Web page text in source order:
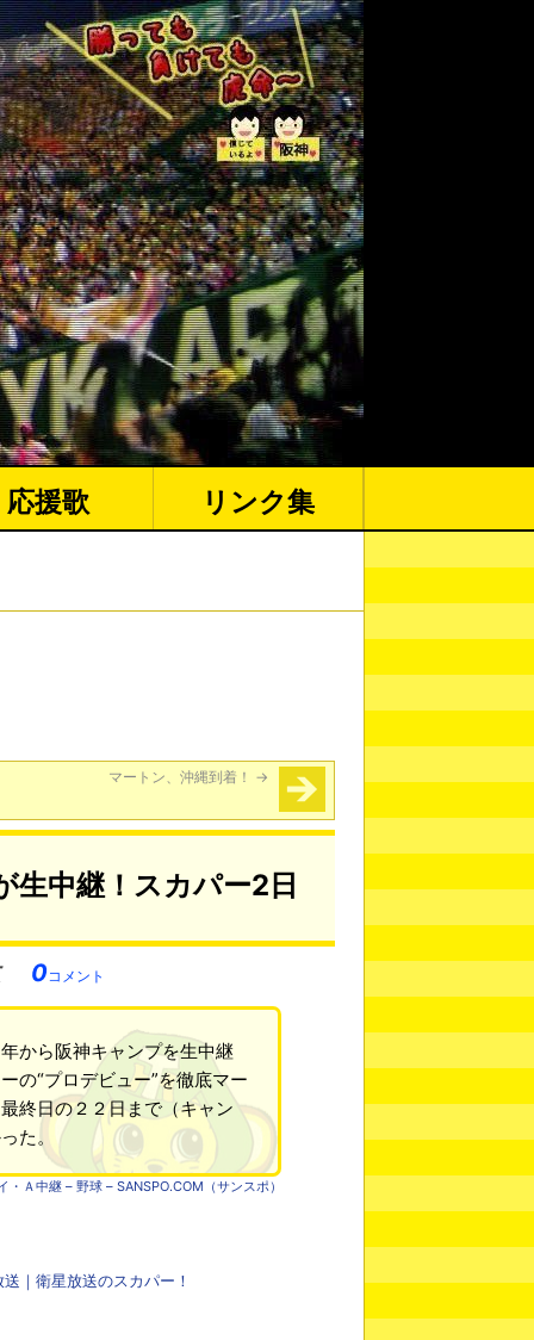
応援歌 リンク集
マートン、沖縄到着！ →
生中継！スカパー2日
0コメント
ら阪神キャンプを生中継
の“プロデビュー”を徹底マー
終日の２２日まで（キャン
た。
Ａ中継 – 野球 – SANSPO.COM（サンスポ）
｜衛星放送のスカパー！